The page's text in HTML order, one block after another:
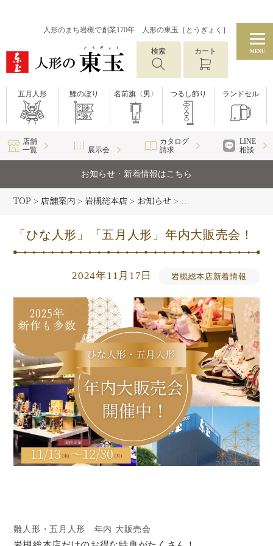
人形のまち岩槻で創業170年 人形の東玉［とうぎょく］
検索 カート MENU
五月人形 鯉のぼり 名前旗〈男〉 つるし飾り ランドセル
店舗
一覧
展示会
カタログ
請求
LINE
相談
お知らせ・新着情報はこちら
TOP > 店舗案内 > 岩槻総本店 > お知らせ > 岩槻総本店新着情報
「ひな人形」「五月人形」年内大販売会！
2024年11月17日 岩槻総本店新着情報
雛人形・五月人形 年内 大販売会